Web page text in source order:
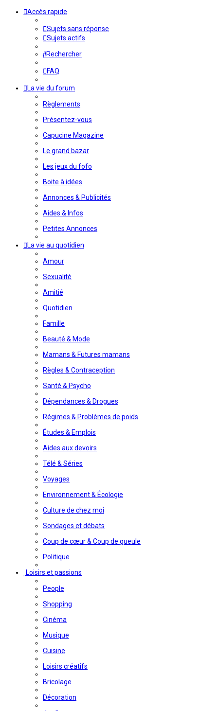
Accès rapide
Sujets sans réponse
Sujets actifs
Rechercher
FAQ
La vie du forum
Règlements
Présentez-vous
Capucine Magazine
Le grand bazar
Les jeux du fofo
Boite à idées
Annonces & Publicités
Aides & Infos
Petites Annonces
La vie au quotidien
Amour
Sexualité
Amitié
Quotidien
Famille
Beauté & Mode
Mamans & Futures mamans
Règles & Contraception
Santé & Psycho
Dépendances & Drogues
Régimes & Problèmes de poids
Études & Emplois
Aides aux devoirs
Télé & Séries
Voyages
Environnement & Écologie
Culture de chez moi
Sondages et débats
Coup de cœur & Coup de gueule
Politique
Loisirs et passions
People
Shopping
Cinéma
Musique
Cuisine
Loisirs créatifs
Bricolage
Décoration